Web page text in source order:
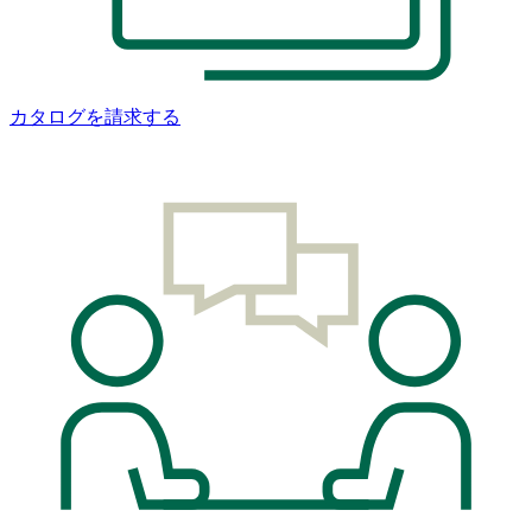
カタログを請求する